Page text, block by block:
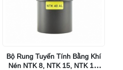
Bộ Rung Tuyến Tính Bằng Khí
Nén NTK 8, NTK 15, NTK 16,